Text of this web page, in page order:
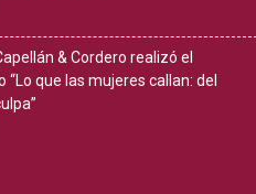
& Cordero realizó el
“Lo que las mujeres callan: del